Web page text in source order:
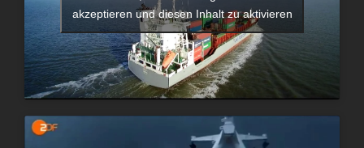
akzeptieren und diesen Inhalt zu aktivieren